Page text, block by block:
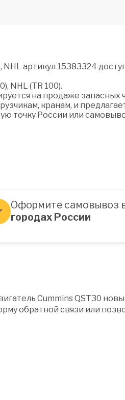
артикул 15383324
NHL (TR 100).
на продаже запасных
кранам, и
точку России или
Оформите самовывоз
городах России
Cummins QST30
обратной связи или